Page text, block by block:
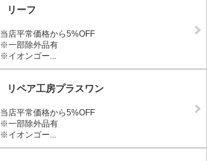
リーフ
当店平常価格から5%OFF
※一部除外品有
※イオンゴー...
リペア工房プラスワン
当店平常価格から5%OFF
※一部除外品有
※イオンゴー...